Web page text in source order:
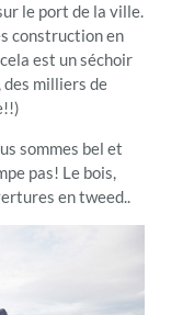
le port de la ville.
construction en
est un séchoir
milliers de
sommes bel et
pas! Le bois,
en tweed..